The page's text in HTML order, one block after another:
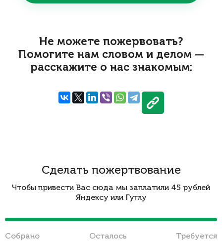
Не можете пожервовать?
Помогите нам словом и делом —
расскажите о нас знакомым:
Сделать пожертвование
Чтобы привести Вас сюда мы заплатили 45 рублей
Яндексу или Гуглу
Cобрано Осталось Требуется